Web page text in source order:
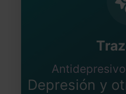
Depresión y